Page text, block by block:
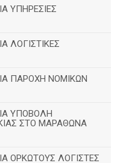
ΥΠΗΡΕΣΙΕΣ
ΛΟΓΙΣΤΙΚΕΣ
ΠΑΡΟΧΗ ΝΟΜΙΚΩΝ
ΥΠΟΒΟΛΗ
ΣΤΟ ΜΑΡΑΘΩΝΑ
ΟΡΚΩΤΟΥΣ ΛΟΓΙΣΤΕΣ